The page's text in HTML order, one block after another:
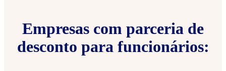
Empresas com parceria de
desconto para funcionários: